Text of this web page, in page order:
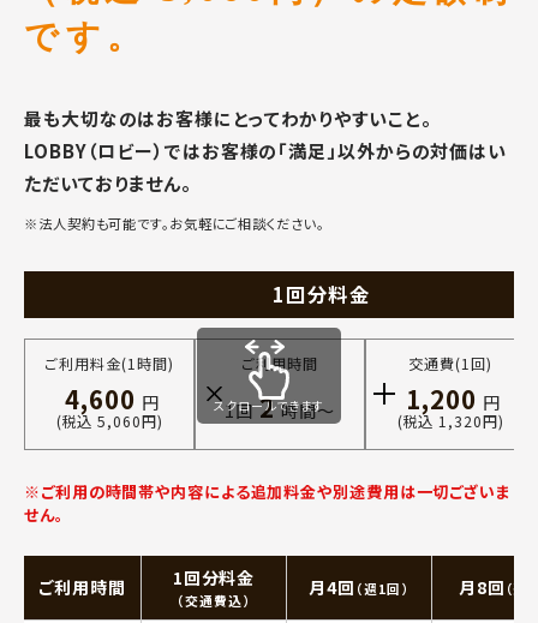
です。
最も大切なのはお客様にとってわかりやすいこと。
LOBBY（ロビー）ではお客様の「満足」以外からの対価はい
ただいておりません。
※法人契約も可能です。お気軽にご相談ください。
1回分料金
ご利用料金(1時間)
4,600 円
(税込 5,060円)
ご利用時間
1回 2 時間〜
交通費(1回)
1,200 円
(税込 1,320円)
スクロールできます
※ご利用の時間帯や内容による追加料金や別途費用は一切ございま
せん。
ご利用時間 1回分料金
（交通費込）
月4回 （週1回） 月8回 （週